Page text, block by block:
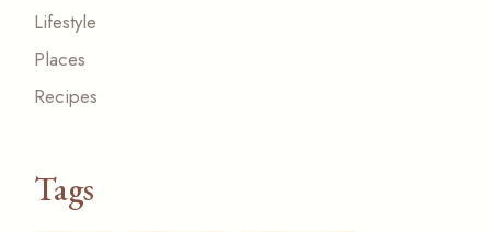
Lifestyle
Places
Recipes
Tags